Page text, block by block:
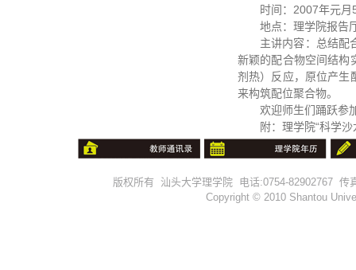
时间：2007年元月
地点：理学院报告
主讲内容：总结配
新颖的配合物空间结构
剂热）反应，原位产生
来构筑配位聚合物。
欢迎师生们踊跃参
附：理学院“科学
版权所有 汕头大学理学院 电话:0754-82902767 传
Copyright © 2010 Shantou